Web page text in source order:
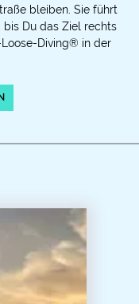
bleiben. Sie führt
bis Du das Ziel rechts
Diving® in der